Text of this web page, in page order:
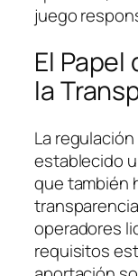
juego
El
la
La
establecido
que también
operadores
requisitos